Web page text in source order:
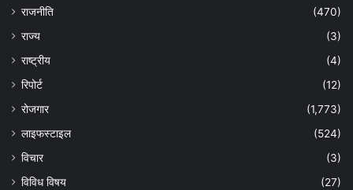
राजनीति
(470)
राज्य
(3)
राष्ट्रीय
(4)
रिपोर्ट
(12)
रोजगार
(1,773)
लाइफस्टाइल
(524)
विचार
(3)
विविध विषय
(27)